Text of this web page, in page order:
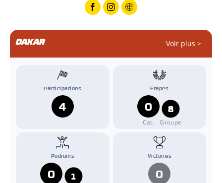
DAKAR Voir plus >
Participations
4
Étapes
0
Cat.
8
Groupe
Podiums
0 1
Victoires
0